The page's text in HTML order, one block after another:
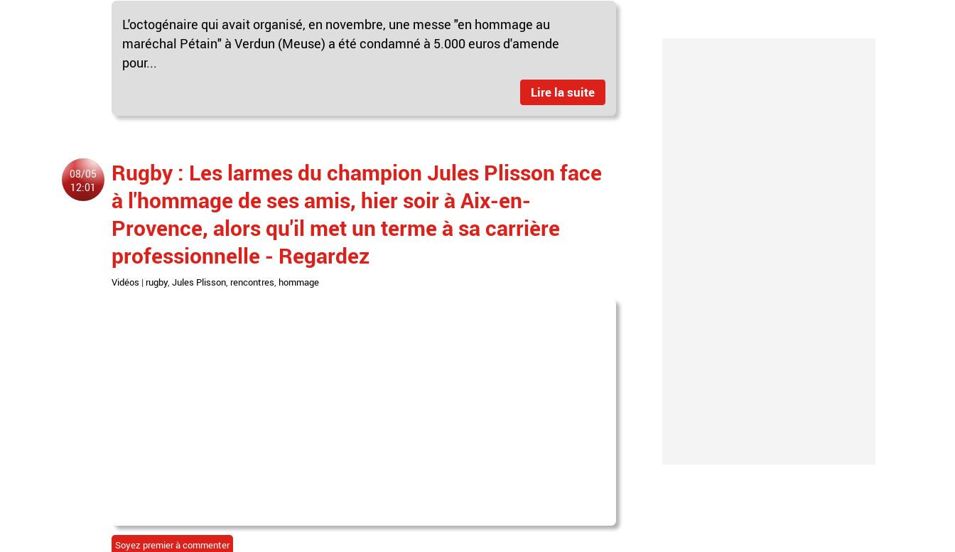
L'octogénaire qui avait organisé, en novembre, une messe "en hommage au
maréchal Pétain" à Verdun (Meuse) a été condamné à 5.000 euros d'amende
pour...
Lire la suite
08/05
12:01
Rugby : Les larmes du champion Jules Plisson face
à l'hommage de ses amis, hier soir à Aix-en-
Provence, alors qu'il met un terme à sa carrière
professionnelle - Regardez
Vidéos | rugby, Jules Plisson, rencontres, hommage
Soyez premier à commenter